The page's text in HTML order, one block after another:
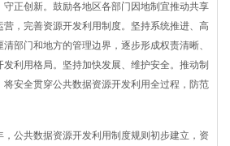
正创新。鼓励各地区各部门因地制宜推动共享
，完善资源开发利用制度。坚持系统推进、高
部门和地方的管理边界，逐步形成权责清晰、
利用格局。坚持加快发展、维护安全。推动制
将安全贯穿公共数据资源开发利用全过程，防范
公共数据资源开发利用制度规则初步建立，资